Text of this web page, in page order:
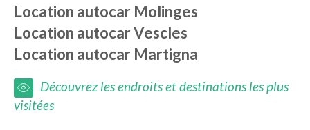
Location autocar Molinges
Location autocarVescles
Location autocar Martigna
Découvrez les endroits et destinations les plus
visitées